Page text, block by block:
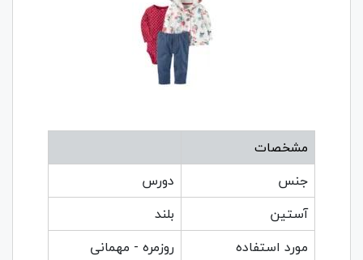
مشخصات
جنس
دورس
آستین
بلند
مورد استفاده
روزمره - مهمانی